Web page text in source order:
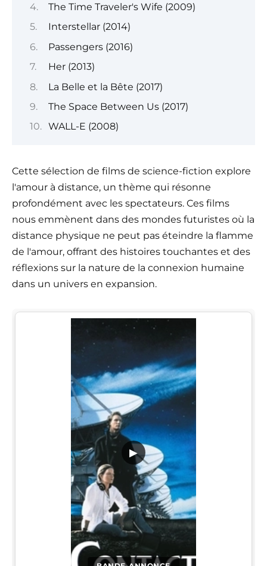
The Time Traveler's Wife (2009)
Interstellar (2014)
Passengers (2016)
Her (2013)
La Belle et la Bête (2017)
The Space Between Us (2017)
WALL-E (2008)
Cette sélection de films de science-fiction explore
l'amour à distance, un thème qui résonne
profondément avec les spectateurs. Ces films
nous emmènent dans des mondes futuristes où la
distance physique ne peut pas éteindre la flamme
de l'amour, offrant des histoires touchantes et des
réflexions sur la nature de la connexion humaine
dans un univers en expansion.
▶